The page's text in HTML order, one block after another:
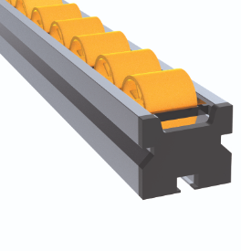
Bağlantı Parçaları
Rulmanlar
Masaüstü Taşıyıcılar
Ucu Yatakları
Mil Somun Gövdeleri